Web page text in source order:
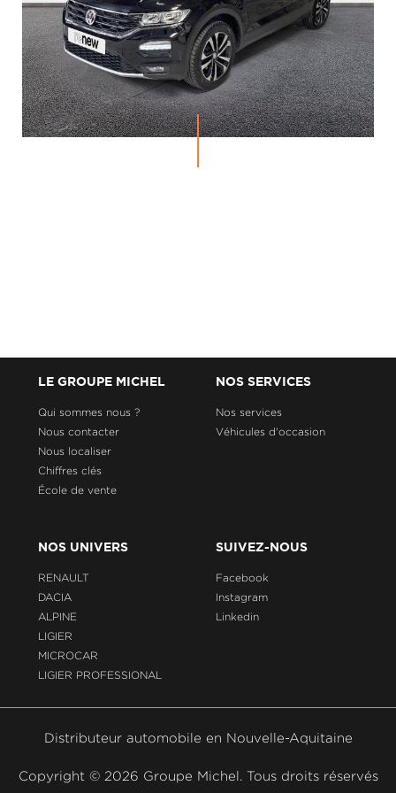
LE GROUPE MICHEL
Qui sommes nous ?
Nous contacter
Nous localiser
Chiffres clés
École de vente
NOS SERVICES
Nos services
Véhicules d'occasion
NOS UNIVERS
RENAULT
DACIA
ALPINE
LIGIER
MICROCAR
LIGIER PROFESSIONAL
SUIVEZ-NOUS
Facebook
Instagram
Linkedin
Distributeur automobile en Nouvelle-Aquitaine
Copyright © 2026 Groupe Michel. Tous droits réservés